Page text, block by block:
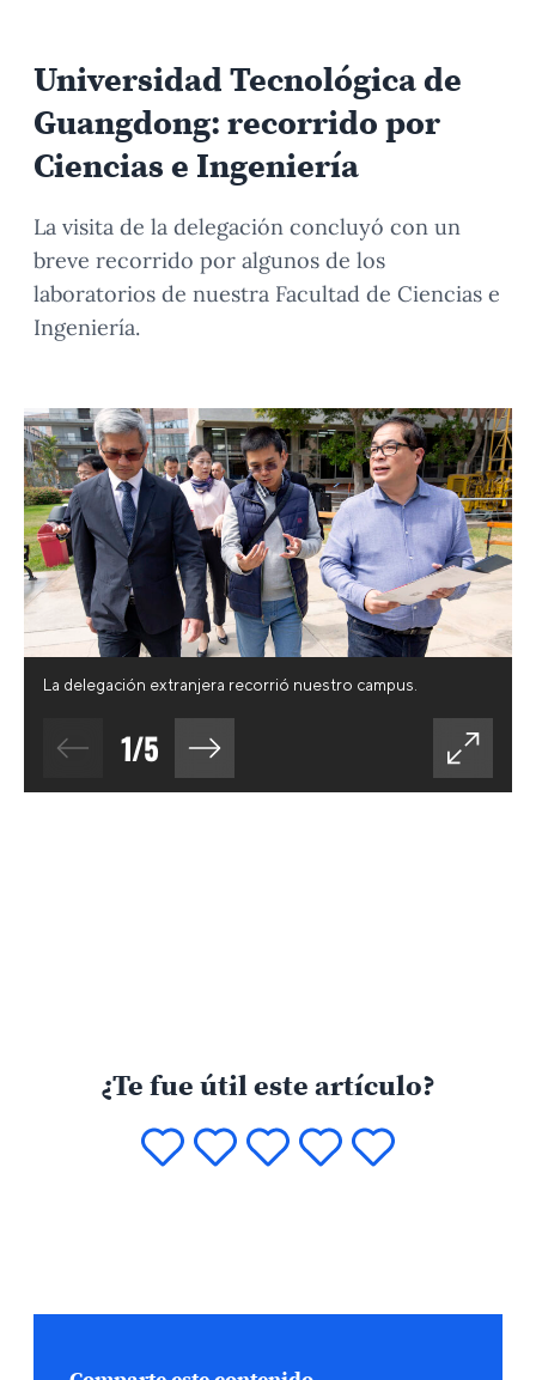
Universidad Tecnológica de
Guangdong: recorrido por
Ciencias e Ingeniería
La visita de la delegación concluyó con un
breve recorrido por algunos de los
laboratorios de nuestra Facultad de Ciencias e
Ingeniería.
La delegación extranjera recorrió nuestro campus.
1/5
¿Te fue útil este artículo?